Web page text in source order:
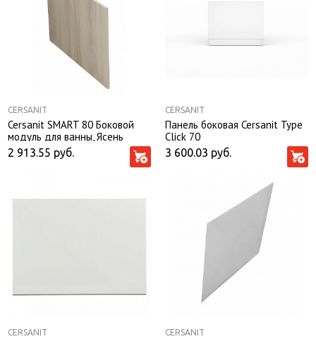
CERSANIT
Cersanit SMART 80 Боковой
модуль для ванны, Ясень
2 913.55 руб.
CERSANIT
Панель боковая Cersanit Type
Click 70
3 600.03 руб.
CERSANIT CERSANIT